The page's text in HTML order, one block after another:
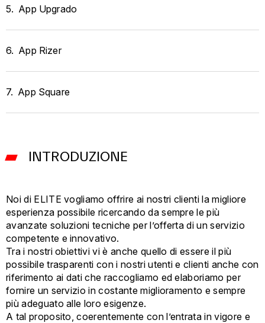
5. App Upgrado
6. App Rizer
7. App Square
INTRODUZIONE
Noi di ELITE vogliamo offrire ai nostri clienti la migliore
esperienza possibile ricercando da sempre le più
avanzate soluzioni tecniche per l’offerta di un servizio
competente e innovativo.
Tra i nostri obiettivi vi è anche quello di essere il più
possibile trasparenti con i nostri utenti e clienti anche con
riferimento ai dati che raccogliamo ed elaboriamo per
fornire un servizio in costante miglioramento e sempre
più adeguato alle loro esigenze.
A tal proposito, coerentemente con l’entrata in vigore e